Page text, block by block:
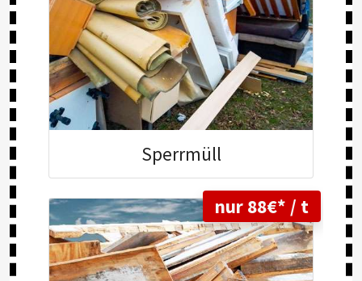
Sperrmüll
nur 88€* / t